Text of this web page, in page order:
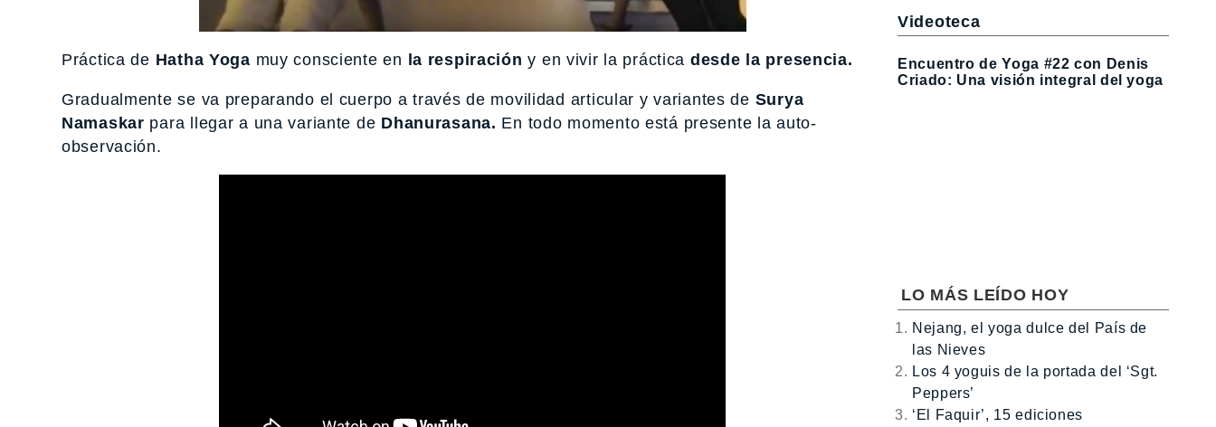
Práctica de Hatha Yoga muy consciente en la respiración y en vivir la práctica desde la presencia.
Gradualmente se va preparando el cuerpo a través de movilidad articular y variantes de Surya
Namaskar para llegar a una variante de Dhanurasana. En todo momento está presente la auto-
observación.
Videoteca
Encuentro de Yoga #22 con Denis
Criado: Una visión integral del yoga
LO MÁS LEÍDO HOY
Nejang, el yoga dulce del País de
las Nieves
Los 4 yoguis de la portada del ‘Sgt.
Peppers’
‘El Faquir’, 15 ediciones